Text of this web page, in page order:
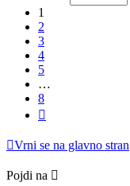
1
2
3
4
5
…
8
Vrni se na glavno stran
Pojdi na